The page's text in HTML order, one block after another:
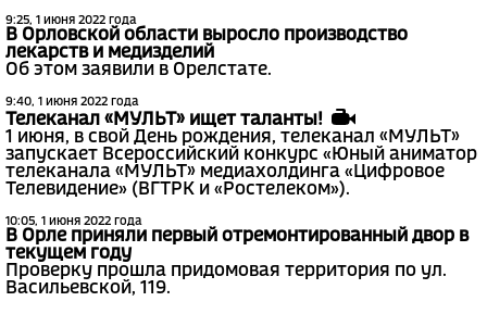
9:25, 1 июня 2022 года
В Орловской области выросло производство
лекарств и медизделий
Об этом заявили в Орелстате.
9:40, 1 июня 2022 года
Телеканал «МУЛЬТ» ищет таланты!
1 июня, в свой День рождения, телеканал «МУЛЬТ»
запускает Всероссийский конкурс «Юный аниматор
телеканала «МУЛЬТ» медиахолдинга «Цифровое
Телевидение» (ВГТРК и «Ростелеком»).
10:05, 1 июня 2022 года
В Орле приняли первый отремонтированный двор в
текущем году
Проверку прошла придомовая территория по ул.
Васильевской, 119.